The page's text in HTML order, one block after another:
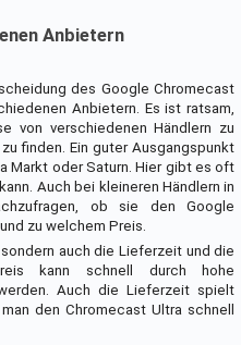
Anbietern
des Google Chromecast
Anbietern. Es ist ratsam,
von verschiedenen Händlern zu
finden. Ein guter Ausgangspunkt
Markt oder Saturn. Hier gibt es oft
Auch bei kleineren Händlern in
ob sie den Google
zu welchem Preis.
auch die Lieferzeit und die
kann schnell durch hohe
Auch die Lieferzeit spielt
den Chromecast Ultra schnell